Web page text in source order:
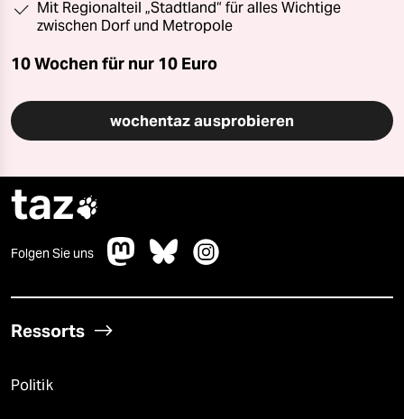
Mit Regionalteil „Stadtland“ für alles Wichtige
zwischen Dorf und Metropole
10 Wochen für nur 10 Euro
wochentaz ausprobieren
taz
Folgen Sie uns
Ressorts
Politik